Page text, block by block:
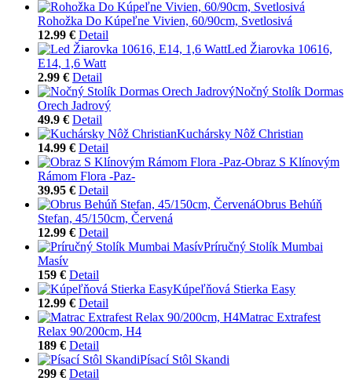
Rohožka Do Kúpeľne Vivien, 60/90cm, Svetlosivá
12.99 € Detail
Led Žiarovka 10616,
E14, 1,6 Watt
2.99 € Detail
Nočný Stolík Dormas
Orech Jadrový
49.9 € Detail
Kuchársky Nôž Christian
14.99 € Detail
Obraz S Klínovým
Rámom Flora -Paz-
39.95 € Detail
Obrus Behúň
Stefan, 45/150cm, Červená
12.99 € Detail
Príručný Stolík Mumbai
Masív
159 € Detail
Kúpeľňová Stierka Easy
12.99 € Detail
Matrac Extrafest
Relax 90/200cm, H4
189 € Detail
Písací Stôl Skandi
299 € Detail